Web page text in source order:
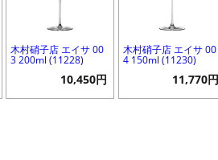
木村硝子店 エイサ 00
3 200ml (11228)
10,450円
木村硝子店 エイサ 00
4 150ml (11230)
11,770円